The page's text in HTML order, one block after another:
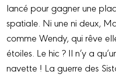
lancé pour gagner une
spatiale. Ni une ni deux,
comme Wendy, qui rêve
étoiles. Le hic ? Il n’y a
navette ! La guerre des